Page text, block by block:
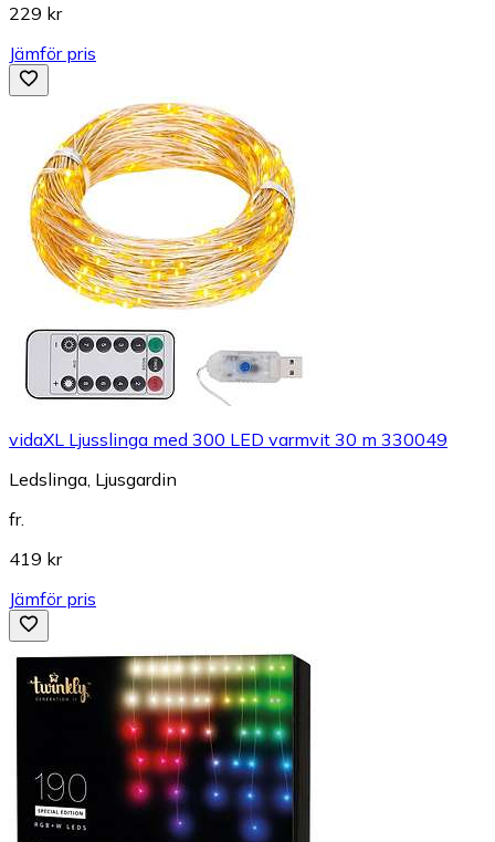
229 kr
Jämför pris
vidaXL Ljusslinga med 300 LED varmvit 30 m 330049
Ledslinga, Ljusgardin
fr.
419 kr
Jämför pris